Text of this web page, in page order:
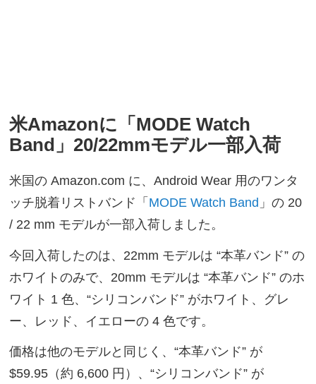
米Amazonに「MODE Watch
Band」20/22mmモデル一部入荷
米国の Amazon.com に、Android Wear 用のワンタ
ッチ脱着リストバンド「 MODE Watch Band 」の 20
/ 22 mm モデルが一部入荷しました。
今回入荷したのは、22mm モデルは “本革バンド” の
ホワイトのみで、20mm モデルは “本革バンド” のホ
ワイト 1 色、“シリコンバンド” がホワイト、グレ
ー、レッド、イエローの 4 色です。
価格は他のモデルと同じく、“本革バンド” が
$59.95（約 6,600 円）、“シリコンバンド” が